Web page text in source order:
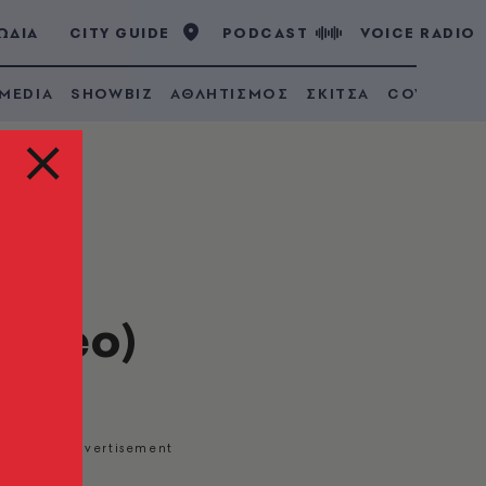
CITY GUIDE PODCAST VOICE RADIO
SHOWBIZ ΑΘΛΗΤΙΣΜΟΣ ΣΚΙΤΣΑ COVID 19